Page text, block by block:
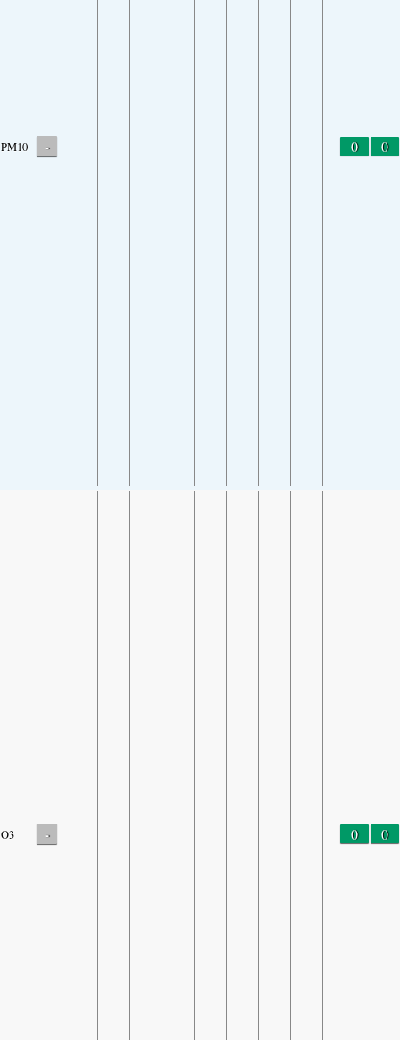
PM10 - 0 0
O3 - 0 0